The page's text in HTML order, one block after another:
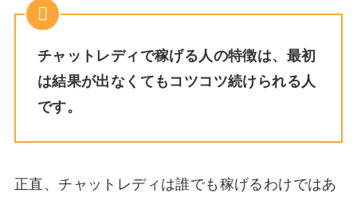
チャットレディで稼げる人の特徴は、最初
は結果が出なくてもコツコツ続けられる人
です。
正直、チャットレディは誰でも稼げるわけではあ